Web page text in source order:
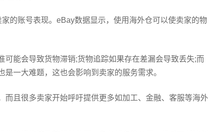
的账号表现。eBay数据显示，使用海外仓可以使卖家的物
能会导致货物滞销;货物追踪如果存在差漏会导致丢失;而
一大难题，这也会影响到卖家的服务需求。
而且很多卖家开始呼吁提供更多如加工、金融、客服等海外